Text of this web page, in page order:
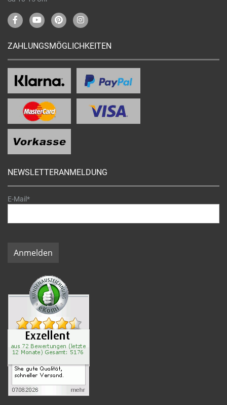
ZAHLUNGSMÖGLICHKEITEN
NEWSLETTERANMELDUNG
E-Mail*
Anmelden